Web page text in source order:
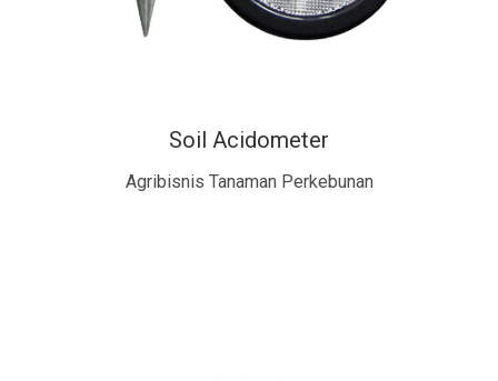
Soil Acidometer
Agribisnis Tanaman Perkebunan